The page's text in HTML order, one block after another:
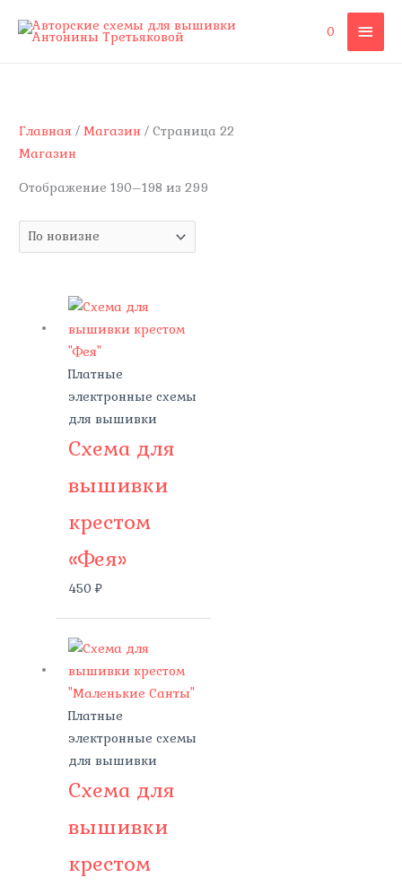
0
Главная /Магазин / Страница 22
Магазин
Отображение 190–198 из 299
Платные
электронные схемы
для вышивки
Схема для
вышивки
крестом
«Фея»
450 ₽
Платные
электронные схемы
для вышивки
Схема для
вышивки
крестом